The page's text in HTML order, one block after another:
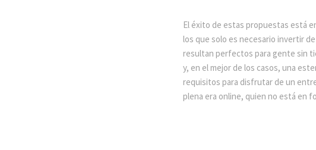
El éxito de estas propuestas está
los que solo es necesario invertir
resultan perfectos para gente sin
y, en el mejor de los casos, una
requisitos para disfrutar de un
plena era online, quien no está en